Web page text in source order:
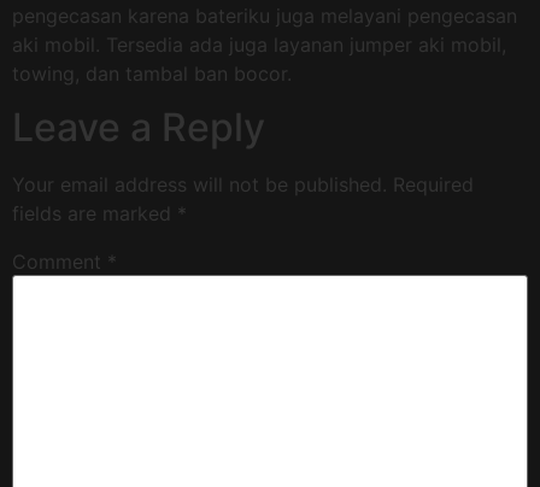
pengecasan karena bateriku juga melayani pengecasan
aki mobil. Tersedia ada juga layanan jumper aki mobil,
towing, dan tambal ban bocor.
Leave a Reply
Your email address will not be published. Required
fields are marked *
Comment *